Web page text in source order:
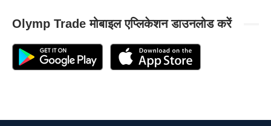
Olymp Trade मोबाइल एप्लिकेशन डाउनलोड करें